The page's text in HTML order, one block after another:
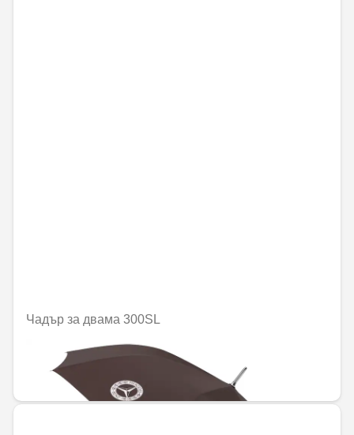
Чадър за двама 300SL
Не е налично онлайн
58,09 € / 113,62 лв.